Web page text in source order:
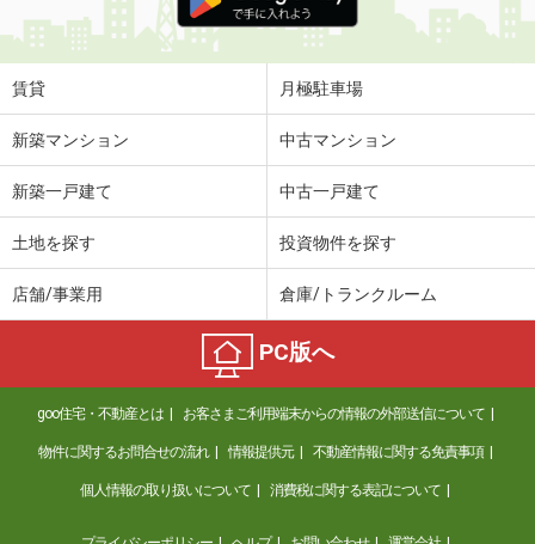
賃貸 月極駐車場
新築マンション 中古マンション
新築一戸建て 中古一戸建て
土地を探す 投資物件を探す
店舗/事業用 倉庫/トランクルーム
PC版へ
goo住宅・不動産とは お客さまご利用端末からの情報の外部送信について
物件に関するお問合せの流れ 情報提供元 不動産情報に関する免責事項
個人情報の取り扱いについて 消費税に関する表記について